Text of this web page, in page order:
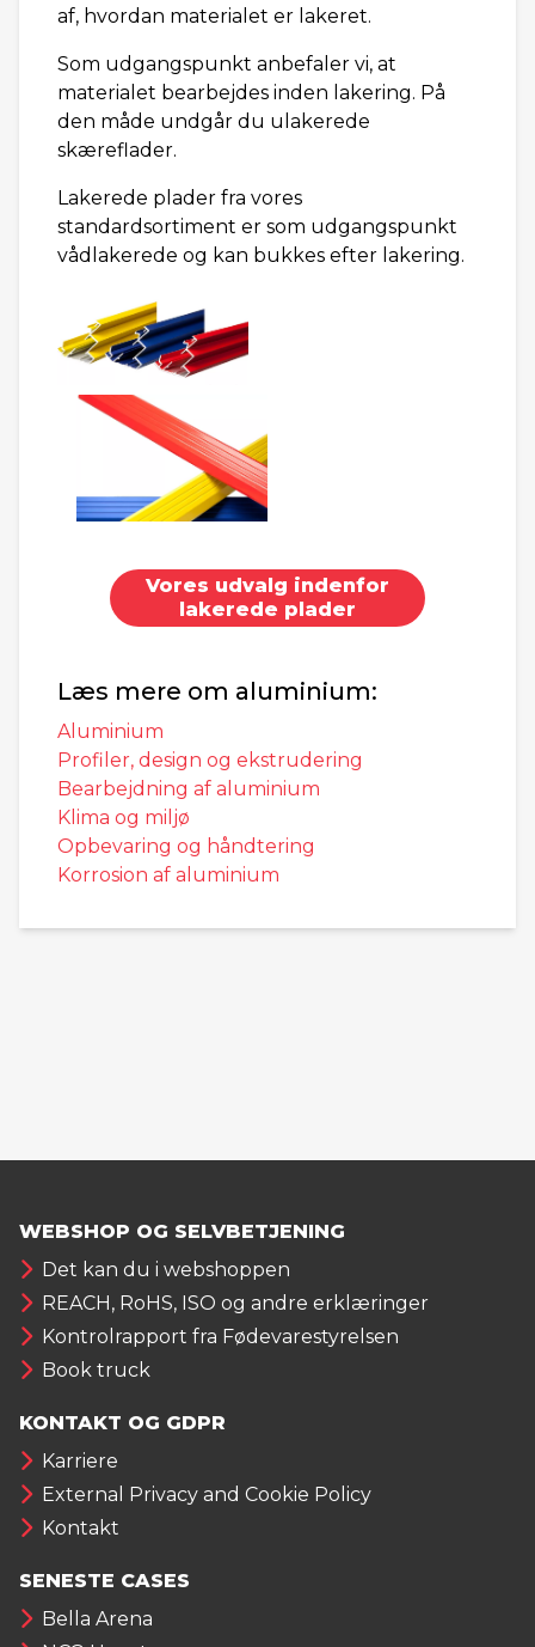
af, hvordan materialet er lakeret.
Som udgangspunkt anbefaler vi, at
materialet bearbejdes inden lakering. På
den måde undgår du ulakerede
skæreflader.
Lakerede plader fra vores
standardsortiment er som udgangspunkt
vådlakerede og kan bukkes efter lakering.
Vores udvalg indenfor
lakerede plader
Læs mere om aluminium:
Aluminium
Profiler, design og ekstrudering
Bearbejdning af aluminium
Klima og miljø
Opbevaring og håndtering
Korrosion af aluminium
WEBSHOP OG SELVBETJENING
Det kan du i webshoppen
REACH, RoHS, ISO og andre erklæringer
Kontrolrapport fra Fødevarestyrelsen
Book truck
KONTAKT OG GDPR
Karriere
External Privacy and Cookie Policy
Kontakt
SENESTE CASES
Bella Arena